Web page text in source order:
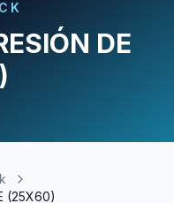
DE
(25X60)